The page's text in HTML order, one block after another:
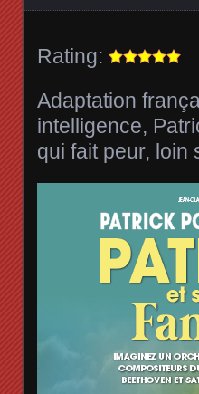
Rating:
Adaptation
intelligence,
qui fait peur, loin